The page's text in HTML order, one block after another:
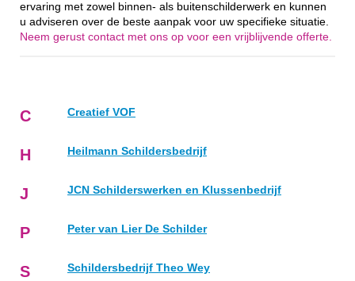
ervaring met zowel binnen- als buitenschilderwerk en kunnen
u adviseren over de beste aanpak voor uw specifieke situatie.
Neem gerust contact met ons op voor een vrijblijvende offerte.
C Creatief VOF
H Heilmann Schildersbedrijf
J JCN Schilderswerken en Klussenbedrijf
P Peter van Lier De Schilder
S Schildersbedrijf Theo Wey